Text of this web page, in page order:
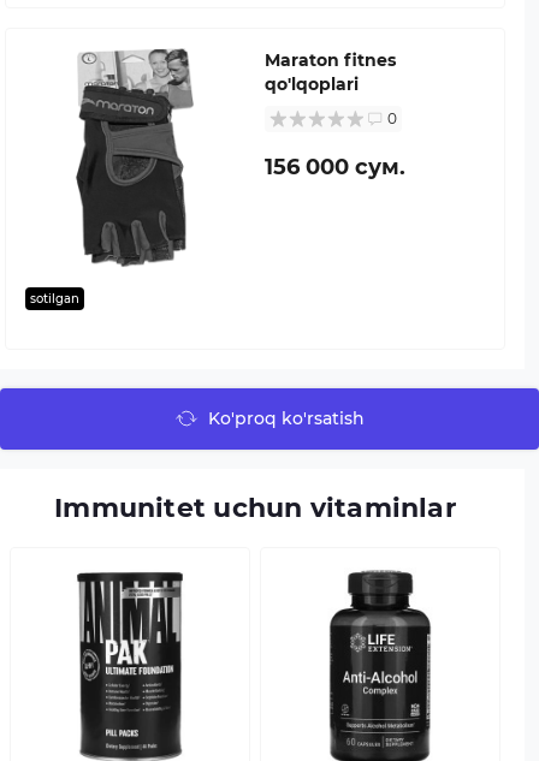
sotilgan
Maraton fitnes
qo'lqoplari
0
156 000 сум.
Ko'proq ko'rsatish
Immunitet uchun vitaminlar